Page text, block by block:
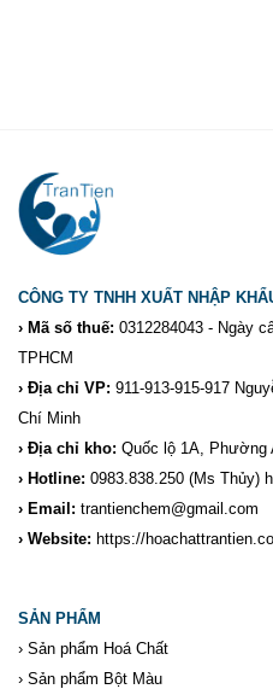
CÔNG TY TNHH XUẤT NHẬP
› Mã số thuế: 0312284043 - Ngày
TPHCM
› Địa chỉ VP: 911-913-915-917
Chí Minh
› Địa chỉ kho: Quốc lộ 1A, Phường
› Hotline: 0983.838.250(Ms Thủy)
› Email: trantienchem@gmail.com
› Website: https://
SẢN PHẨM
› Sản phẩm Hoá Chất
› Sản phẩm Bột Màu